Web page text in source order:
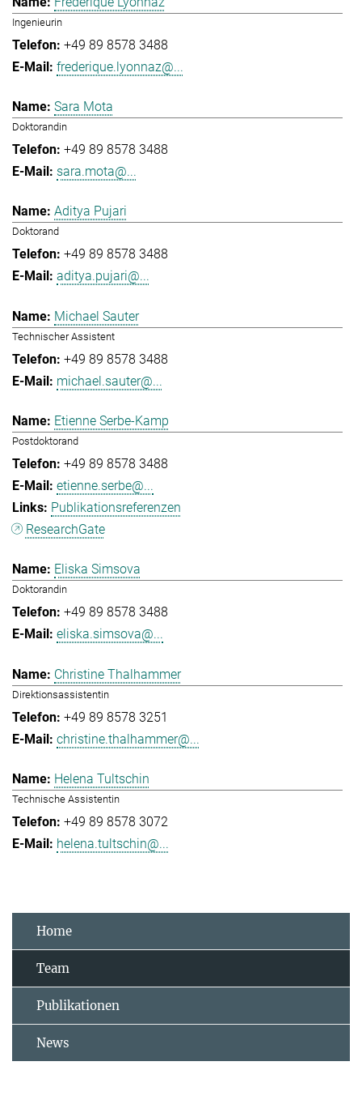
Ingenieurin
+49 89 8578 3488
frederique.lyonnaz@...
Sara Mota
Doktorandin
+49 89 8578 3488
sara.mota@...
Aditya Pujari
Doktorand
+49 89 8578 3488
aditya.pujari@...
Michael Sauter
Technischer Assistent
+49 89 8578 3488
michael.sauter@...
Etienne Serbe-Kamp
Postdoktorand
+49 89 8578 3488
etienne.serbe@...
Publikationsreferenzen
ResearchGate
Eliska Simsova
Doktorandin
+49 89 8578 3488
eliska.simsova@...
Christine Thalhammer
Direktionsassistentin
+49 89 8578 3251
christine.thalhammer@...
Helena Tultschin
Technische Assistentin
+49 89 8578 3072
helena.tultschin@...
Home
Team
Publikationen
News